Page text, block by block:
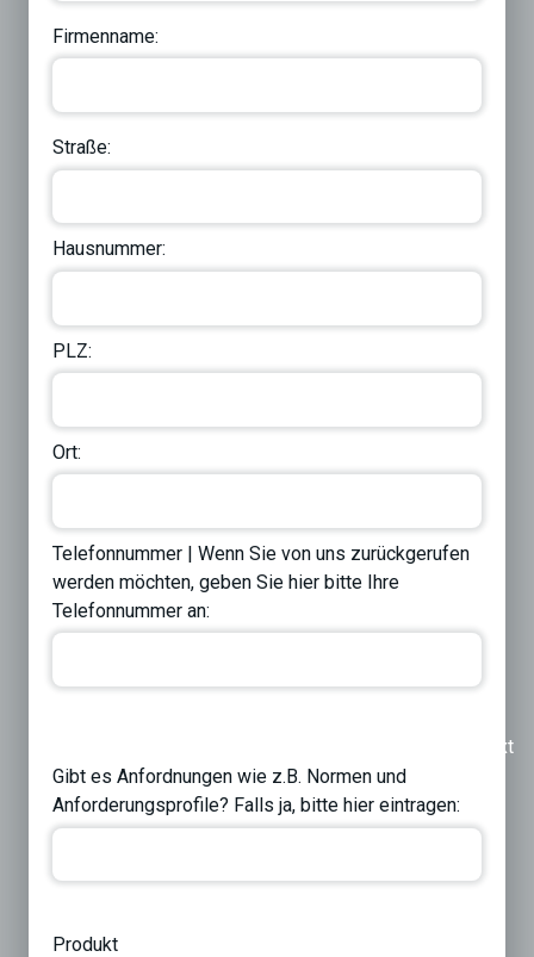
Firmenname:
Straße:
Hausnummer:
PLZ:
Ort:
Telefonnummer | Wenn Sie von uns zurückgerufen
werden möchten, geben Sie hier bitte Ihre
Telefonnummer an:
Next
Gibt es Anfordnungen wie z.B. Normen und
Anforderungsprofile? Falls ja, bitte hier eintragen:
Produkt